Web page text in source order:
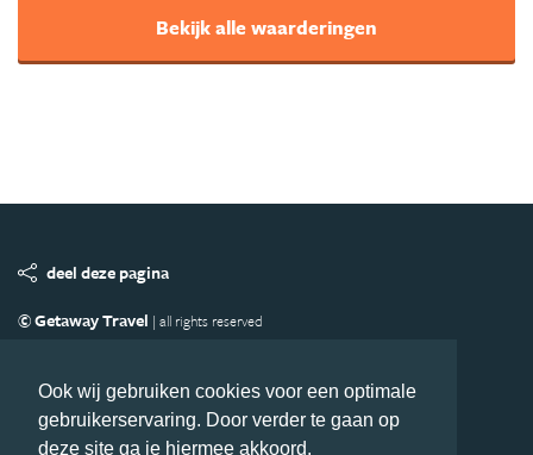
Ook wij gebruiken cookies voor een optimale
gebruikerservaring. Door verder te gaan op
deze site ga je hiermee akkoord.
Bekijk alle waarderingen
deel deze pagina
© Getaway Travel | all rights reserved
Copyright
Privacy statement Disclaimer
Cookies
Volg Azie.nl